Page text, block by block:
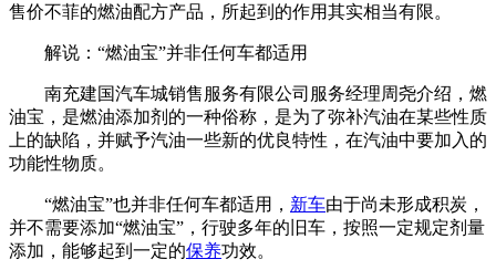
售价不菲的燃油配方产品，所起到的作用其实相当有限。
解说：“燃油宝”并非任何车都适用
南充建国汽车城销售服务有限公司服务经理周尧介绍，燃
油宝，是燃油添加剂的一种俗称，是为了弥补汽油在某些性质
上的缺陷，并赋予汽油一些新的优良特性，在汽油中要加入的
功能性物质。
“燃油宝”也并非任何车都适用， 新车由于尚未形成积炭，
并不需要添加“燃油宝”，行驶多年的旧车，按照一定规定剂量
添加，能够起到一定的保养功效。